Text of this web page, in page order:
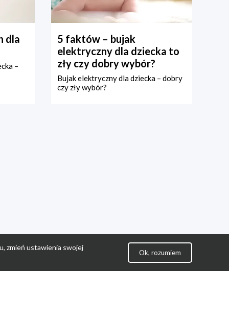
dla
–
5 faktów – bujak
elektryczny dla dziecka to
zły czy dobry wybór?
Bujak elektryczny dla dziecka – dobry
czy zły wybór?
zmień ustawienia swojej
Ok, rozumiem